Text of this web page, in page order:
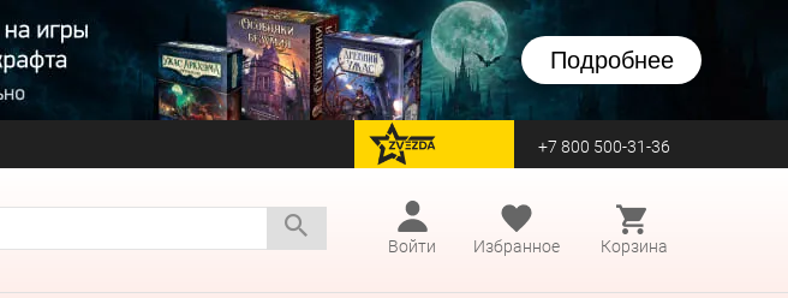
Подробнее
перейти на Zvezda +7 800 500-31-36
Войти
Избранное Корзина